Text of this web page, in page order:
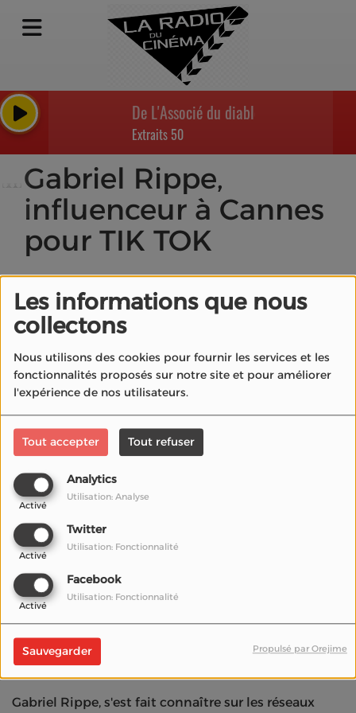
Les informations que nous
collectons
Nous utilisons des cookies pour fournir les services et les
fonctionnalités proposés sur notre site et pour améliorer
l'expérience de nos utilisateurs.
Tout accepter Tout refuser
Analytics
Activé
Utilisation: Analyse
Twitter
Activé
Utilisation: Fonctionnalité
Facebook
Activé
Utilisation: Fonctionnalité
Sauvegarder Propulsé par Orejime
De L'Associé du diable à Dumb et
Extraits 50
Gabriel Rippe,
influenceur à Cannes
pour TIK TOK
20 mai 2022
Écouter le podcast Télécharger le podcast
Gabriel Rippe, s'est fait connaître sur les réseaux